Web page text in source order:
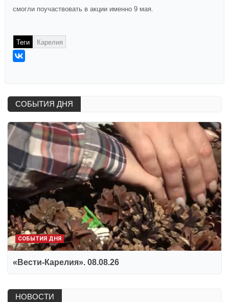
смогли поучаствовать в акции именно 9 мая.
Теги Карелия
СОБЫТИЯ ДНЯ
СОБЫТИЯ ДНЯ
«Вести-Карелия». 08.08.26
НОВОСТИ